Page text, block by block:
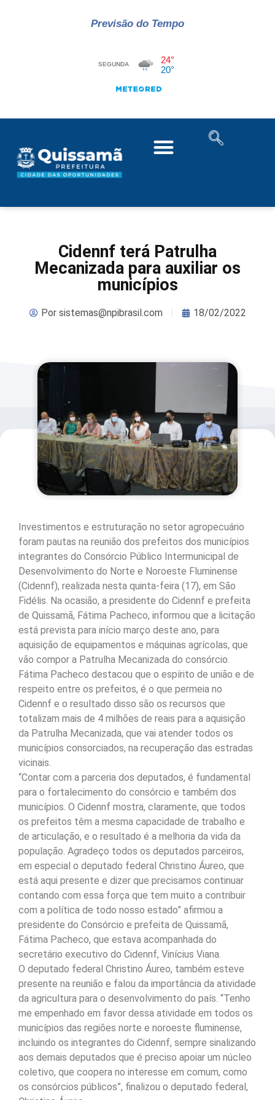
Previsão do Tempo
Cidennf terá Patrulha
Mecanizada para auxiliar os
municípios
Porsistemas@npibrasil.com 18/02/2022
Investimentos e estruturação no setor agropecuário
foram pautas na reunião dos prefeitos dos municípios
integrantes do Consórcio Público Intermunicipal de
Desenvolvimento do Norte e Noroeste Fluminense
(Cidennf), realizada nesta quinta-feira (17), em São
Fidélis. Na ocasião, a presidente do Cidennf e prefeita
de Quissamã, Fátima Pacheco, informou que a licitação
está prevista para início março deste ano, para
aquisição de equipamentos e máquinas agrícolas, que
vão compor a Patrulha Mecanizada do consórcio.
Fátima Pacheco destacou que o espírito de união e de
respeito entre os prefeitos, é o que permeia no
Cidennf e o resultado disso são os recursos que
totalizam mais de 4 milhões de reais para a aquisição
da Patrulha Mecanizada, que vai atender todos os
municípios consorciados, na recuperação das estradas
vicinais.
“Contar com a parceria dos deputados, é fundamental
para o fortalecimento do consórcio e também dos
municípios. O Cidennf mostra, claramente, que todos
os prefeitos têm a mesma capacidade de trabalho e
de articulação, e o resultado é a melhoria da vida da
população. Agradeço todos os deputados parceiros,
em especial o deputado federal Christino Áureo, que
está aqui presente e dizer que precisamos continuar
contando com essa força que tem muito a contribuir
com a política de todo nosso estado” afirmou a
presidente do Consórcio e prefeita de Quissamã,
Fátima Pacheco, que estava acompanhada do
secretário executivo do Cidennf, Vinícius Viana.
O deputado federal Christino Áureo, também esteve
presente na reunião e falou da importância da atividade
da agricultura para o desenvolvimento do país. “Tenho
me empenhado em favor dessa atividade em todos os
municípios das regiões norte e noroeste fluminense,
incluindo os integrantes do Cidennf, sempre sinalizando
aos demais deputados que é preciso apoiar um núcleo
coletivo, que coopera no interesse em comum, como
os consórcios públicos”, finalizou o deputado federal,